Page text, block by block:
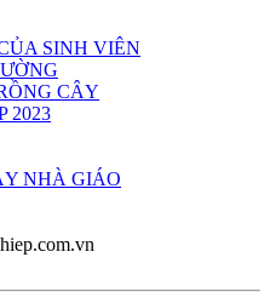
SINH VIÊN
CÂY
2023
NHÀ GIÁO